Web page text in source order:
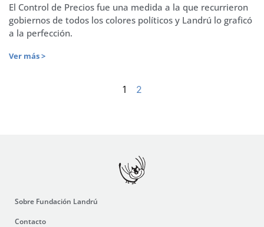
El Control de Precios fue una medida a la que recurrieron
gobiernos de todos los colores políticos y Landrú lo graficó
a la perfección.
Ver más >
1 2
Sobre Fundación Landrú
Contacto